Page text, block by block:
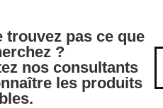
trouvez pas ce que
?
nos consultants
les produits